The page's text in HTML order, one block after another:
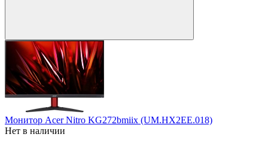
Монитор Acer Nitro KG272bmiix (UM.HX2EE.018)
Нет в наличии